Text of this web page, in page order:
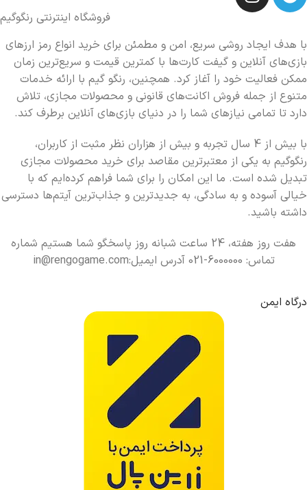
فروشگاه اینترنتی رنگوگیم
با هدف ایجاد روشی سریع، امن و مطمئن برای خرید انواع رمز ارزهای
بازی‌های آنلاین و گیفت کارت‌ها با کمترین قیمت و سریع‌ترین زمان
ممکن فعالیت خود را آغاز کرد. همچنین، رنگو گیم با ارائه خدمات
متنوع از جمله فروش اکانت‌های قانونی و محصولات مجازی، تلاش
دارد تا تمامی نیازهای شما را در دنیای بازی‌های آنلاین برطرف کند.
با بیش از 4 سال تجربه و بیش از هزاران نظر مثبت از کاربران،
رنگوگیم به یکی از معتبرترین مقاصد برای خرید محصولات مجازی
تبدیل شده است. ما این امکان را برای شما فراهم کرده‌ایم که با
خیالی آسوده و به سادگی، به جدیدترین و جذاب‌ترین آیتم‌ها دسترسی
داشته باشید.
هفت روز هفته، 24 ساعت شبانه روز پاسخگو شما هستیم شماره
تماس: 6000000-021 آدرس ایمیل:in@rengogame.com
درگاه ایمن